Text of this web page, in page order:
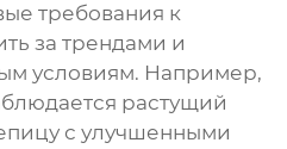
требования к
за трендами и
условиям. Например,
растущий
с улучшенными